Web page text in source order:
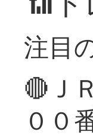
注目
🔴Ｊ
００